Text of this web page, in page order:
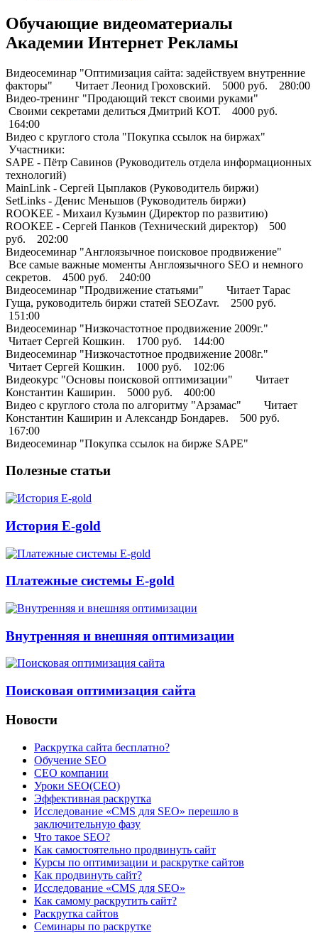
Обучающие видеоматериалы
Академии Интернет Рекламы
Видеосеминар "Оптимизация сайта: задействуем внутренние
факторы" Читает Леонид Гроховский. 5000 руб. 280:00
Видео-тренинг "Продающий текст своими руками"
Своими секретами делиться Дмитрий КОТ. 4000 руб.
164:00
Видео с круглого стола "Покупка ссылок на биржах"
Участники:
SAPE - Пётр Савинов (Руководитель отдела информационных
технологий)
MainLink - Сергей Цыплаков (Руководитель биржи)
SetLinks - Денис Меньшов (Руководитель биржи)
ROOKEE - Михаил Кузьмин (Директор по развитию)
ROOKEE - Сергей Панков (Технический директор) 500
руб. 202:00
Видеосеминар "Англоязычное поисковое продвижение"
Все самые важные моменты Англоязычного SEO и немного
секретов. 4500 руб. 240:00
Видеосеминар "Продвижение статьями" Читает Тарас
Гуща, руководитель биржи статей SEOZavr. 2500 руб.
151:00
Видеосеминар "Низкочастотное продвижение 2009г."
Читает Сергей Кошкин. 1700 руб. 144:00
Видеосеминар "Низкочастотное продвижение 2008г."
Читает Сергей Кошкин. 1000 руб. 102:06
Видеокурс "Основы поисковой оптимизации" Читает
Константин Каширин. 5000 руб. 400:00
Видео с круглого стола по алгоритму "Арзамас" Читает
Константин Каширин и Александр Бондарев. 500 руб.
167:00
Видеосеминар "Покупка ссылок на бирже SAPE"
Полезные статьи
История E-gold
Платежные системы E-gold
Внутренняя и внешняя оптимизации
Поисковая оптимизация сайта
Новости
Раскрутка сайта бесплатно?
Обучение SEO
CEO компании
Уроки SEO(СЕО)
Эффективная раскрутка
Исследование «CMS для SEO» перешло в
заключительную фазу
Что такое SEO?
Как самостоятельно продвинуть сайт
Курсы по оптимизации и раскрутке сайтов
Как продвинуть сайт?
Исследование «CMS для SEO»
Как самому раскрутить сайт?
Раскрутка сайтов
Семинары по раскрутке